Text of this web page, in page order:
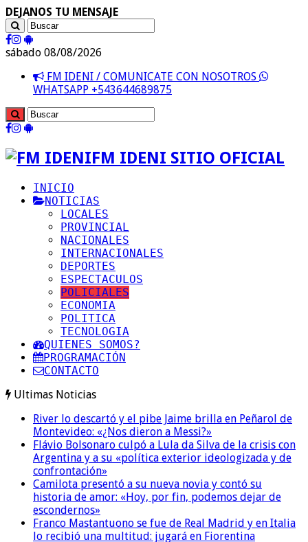
DEJANOS TU MENSAJE
sábado 08/08/2026
FM IDENI / COMUNICATE CON NOSOTROS
WHATSAPP +543644689875
FM IDENI SITIO OFICIAL
INICIO
NOTICIAS
LOCALES
PROVINCIAL
NACIONALES
INTERNACIONALES
DEPORTES
ESPECTACULOS
POLICIALES
ECONOMIA
POLITICA
TECNOLOGIA
QUIENES SOMOS?
PROGRAMACIÓN
CONTACTO
Ultimas Noticias
River lo descartó y el pibe Jaime brilla en Peñarol de
Montevideo: «¿Nos dieron a Messi?»
Flávio Bolsonaro culpó a Lula da Silva de la crisis con
Argentina y a su «política exterior ideologizada y de
confrontación»
Camilota presentó a su nueva novia y contó su
historia de amor: «Hoy, por fin, podemos dejar de
escondernos»
Franco Mastantuono se fue de Real Madrid y en Italia
lo recibió una multitud: jugará en Fiorentina